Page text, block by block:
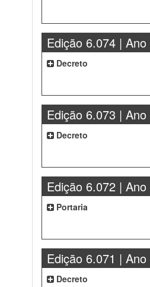
Edição 6.074 | Ano
Decreto
Edição 6.073 | Ano
Decreto
Edição 6.072 | Ano
Portaria
Edição 6.071 | Ano
Decreto